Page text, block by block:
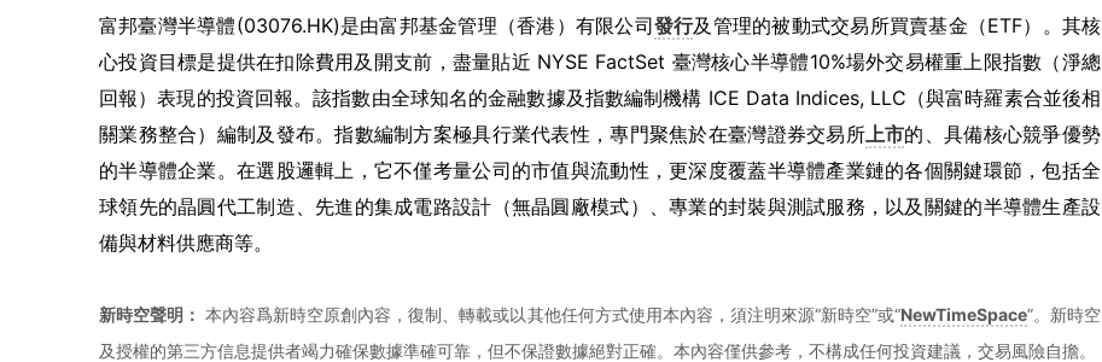
富邦臺灣半導體(03076.HK)是由富邦基金管理（香港）有限公司發行及管理的被動式交易所買賣基金（ETF）。其核
心投資目標是提供在扣除費用及開支前，盡量貼近 NYSE FactSet 臺灣核心半導體10%場外交易權重上限指數（淨總
回報）表現的投資回報。該指數由全球知名的金融數據及指數編制機構 ICE Data Indices, LLC（與富時羅素合並後相
關業務整合）編制及發布。指數編制方案極具行業代表性，專門聚焦於在臺灣證券交易所上市的、具備核心競爭優勢
的半導體企業。在選股邏輯上，它不僅考量公司的市值與流動性，更深度覆蓋半導體產業鏈的各個關鍵環節，包括全
球領先的晶圓代工制造、先進的集成電路設計（無晶圓廠模式）、專業的封裝與測試服務，以及關鍵的半導體生產設
備與材料供應商等。
新時空聲明： 本內容爲新時空原創內容，復制、轉載或以其他任何方式使用本內容，須注明來源“新時空”或“NewTimeSpace”。新時空
及授權的第三方信息提供者竭力確保數據準確可靠，但不保證數據絕對正確。本內容僅供參考，不構成任何投資建議，交易風險自擔。